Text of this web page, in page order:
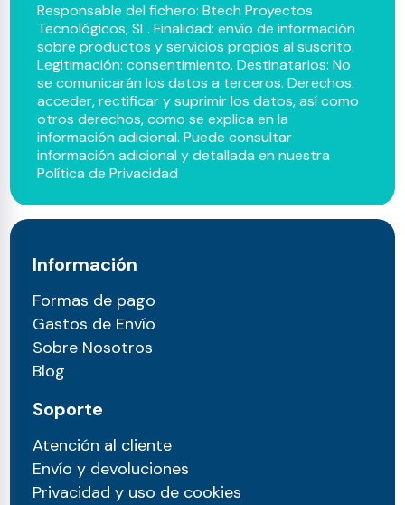
Responsable del fichero: Btech Proyectos
Tecnológicos, SL. Finalidad: envío de información
sobre productos y servicios propios al suscrito.
Legitimación: consentimiento. Destinatarios: No
se comunicarán los datos a terceros. Derechos:
acceder, rectificar y suprimir los datos, así como
otros derechos, como se explica en la
información adicional. Puede consultar
información adicional y detallada en nuestra
Política de Privacidad
Información
Formas de pago
Gastos de Envío
Sobre Nosotros
Blog
Soporte
Atención al cliente
Envío y devoluciones
Privacidad y uso de cookies